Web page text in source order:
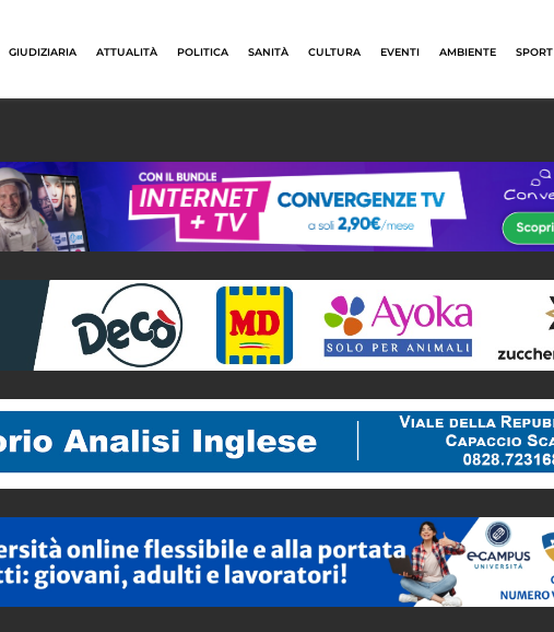
GIUDIZIARIA ATTUALITÀ POLITICA SANITÀ CULTURA EVENTI AMBIENTE SPORT